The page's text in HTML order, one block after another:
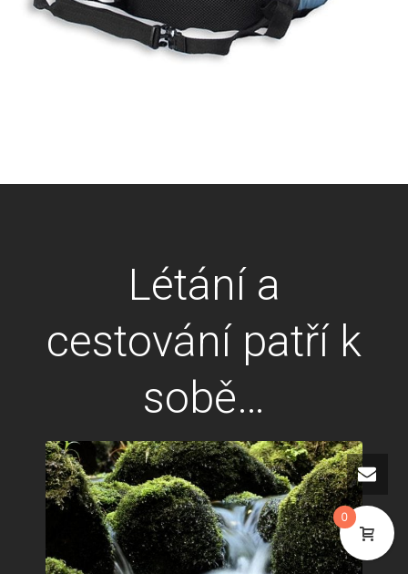
Létání a
cestování patří k
sobě…
0